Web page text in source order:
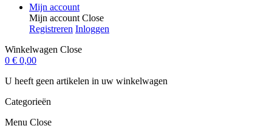
Mijn account
Mijn account Close
Registreren Inloggen
Winkelwagen Close
0 € 0,00
U heeft geen artikelen in uw winkelwagen
Categorieën
Menu Close